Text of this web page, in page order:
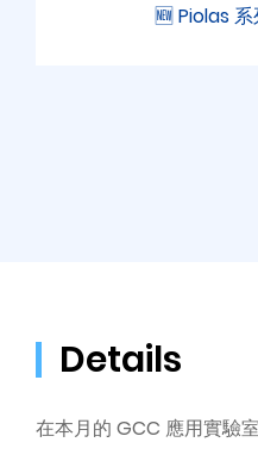
🆕 Piolas 系
Details
在本月的 GCC 應用實驗